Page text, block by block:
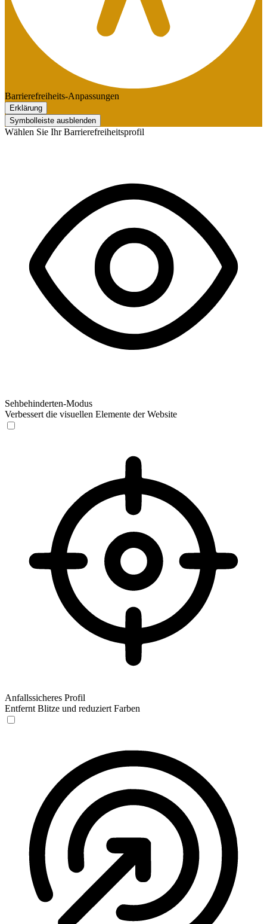
Barrierefreiheits-Anpassungen
Erklärung
Symbolleiste ausblenden
Wählen Sie Ihr Barrierefreiheitsprofil
Sehbehinderten-Modus
Verbessert die visuellen Elemente der Website
Anfallssicheres Profil
Entfernt Blitze und reduziert Farben